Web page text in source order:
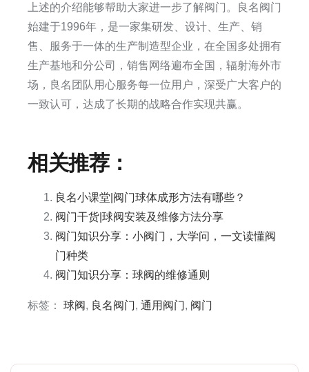
上述的介绍能够帮助大家进一步了解阀门。良名阀门
始建于1996年，是一家集研发、设计、生产、销
售、服务于一体的生产制造型企业，在全国多处拥有
生产基地和分公司，销售网络遍布全国，辐射海外市
场，良名团队用心服务每一位用户，深受广大客户的
一致认可，达成了长期的战略合作实现共赢。​
相关推荐：
良名小课堂|阀门球体成形方法有哪些？
阀门干货|球阀安装及维修方法分享
阀门知识分享：小阀门，大学问，一文读懂阀
门种类
阀门知识分享：球阀的维修通则
标签： 球阀, 良名阀门, 通用阀门, 阀门